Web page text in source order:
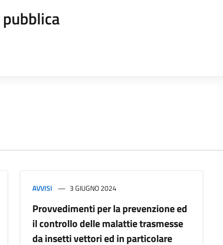
AVVISI 3 GIUGNO 2024
Provvedimenti per la prevenzione ed
il controllo delle malattie trasmesse
da insetti vettori ed in particolare